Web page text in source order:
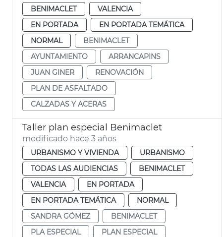
BENIMACLET
VALENCIA
EN PORTADA
EN PORTADA TEMÁTICA
NORMAL
BENIMACLET
AYUNTAMIENTO
ARRANCAPINS
JUAN GINER
RENOVACIÓN
PLAN DE ASFALTADO
CALZADAS Y ACERAS
Taller plan especial Benimaclet
modificado hace 3 años
URBANISMO Y VIVIENDA
URBANISMO
TODAS LAS AUDIENCIAS
BENIMACLET
VALENCIA
EN PORTADA
EN PORTADA TEMÁTICA
NORMAL
SANDRA GÓMEZ
BENIMACLET
PLA ESPECIAL
PLAN ESPECIAL